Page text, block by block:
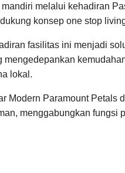
mandiri melalui kehadiran
konsep one stop
fasilitas ini menjadi
mengedepankan
lokal.
Modern Paramount Petals
menggabungkan fungsi